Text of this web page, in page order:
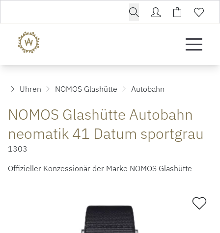
Uhren NOMOS Glashütte Autobahn
NOMOS Glashütte Autobahn
neomatik 41 Datum sportgrau
1303
Offizieller Konzessionär der Marke NOMOS Glashütte